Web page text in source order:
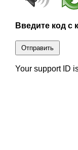
Введите код с
Отправить
Your support ID